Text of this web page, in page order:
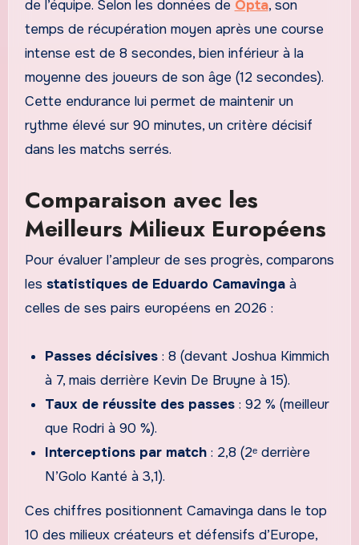
de l’équipe. Selon les données de Opta, son
temps de récupération moyen après une course
intense est de 8 secondes, bien inférieur à la
moyenne des joueurs de son âge (12 secondes).
Cette endurance lui permet de maintenir un
rythme élevé sur 90 minutes, un critère décisif
dans les matchs serrés.
Comparaison avec les
Meilleurs Milieux Européens
Pour évaluer l’ampleur de ses progrès, comparons
les statistiques de Eduardo Camavingaà
celles de ses pairs européens en 2026 :
Passes décisives : 8 (devant Joshua Kimmich
à 7, mais derrière Kevin De Bruyne à 15).
Taux de réussite des passes : 92 % (meilleur
que Rodri à 90 %).
Interceptions par match : 2,8 (2ᵉ derrière
N’Golo Kanté à 3,1).
Ces chiffres positionnent Camavinga dans le top
10 des milieux créateurs et défensifs d’Europe,